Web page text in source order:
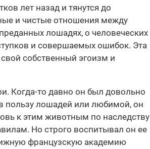
лет назад и тянутся до
и чистые отношения между
лошадях, о человеческих
и совершаемых ошибок. Эта
собственный эгоизм и
Когда-то давно он был довольно
пользу лошадей или любимой, он
к этим животным по наследству
Но строго воспитывал он ее
французскую академию